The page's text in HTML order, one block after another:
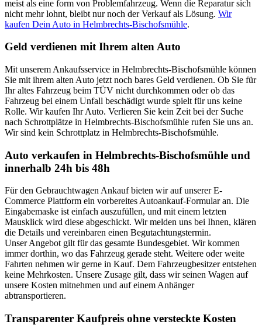
meist als eine form von Problemfahrzeug. Wenn die Reparatur sich
nicht mehr lohnt, bleibt nur noch der Verkauf als Lösung. Wir
kaufen Dein Auto in Helmbrechts-Bischofsmühle.
Geld verdienen mit Ihrem alten Auto
Mit unserem Ankaufsservice in Helmbrechts-Bischofsmühle können
Sie mit ihrem alten Auto jetzt noch bares Geld verdienen. Ob Sie für
Ihr altes Fahrzeug beim TÜV nicht durchkommen oder ob das
Fahrzeug bei einem Unfall beschädigt wurde spielt für uns keine
Rolle. Wir kaufen Ihr Auto. Verlieren Sie kein Zeit bei der Suche
nach Schrottplätze in Helmbrechts-Bischofsmühle rufen Sie uns an.
Wir sind kein Schrottplatz in Helmbrechts-Bischofsmühle.
Auto verkaufen in Helmbrechts-Bischofsmühle und
innerhalb 24h bis 48h
Für den Gebrauchtwagen Ankauf bieten wir auf unserer E-
Commerce Plattform ein vorbereites Autoankauf-Formular an. Die
Eingabemaske ist einfach auszufüllen, und mit einem letzten
Mausklick wird diese abgeschickt. Wir melden uns bei Ihnen, klären
die Details und vereinbaren einen Begutachtungstermin.
Unser Angebot gilt für das gesamte Bundesgebiet. Wir kommen
immer dorthin, wo das Fahrzeug gerade steht. Weitere oder weite
Fahrten nehmen wir gerne in Kauf. Dem Fahrzeugbesitzer entstehen
keine Mehrkosten. Unsere Zusage gilt, dass wir seinen Wagen auf
unsere Kosten mitnehmen und auf einem Anhänger
abtransportieren.
Transparenter Kaufpreis ohne versteckte Kosten